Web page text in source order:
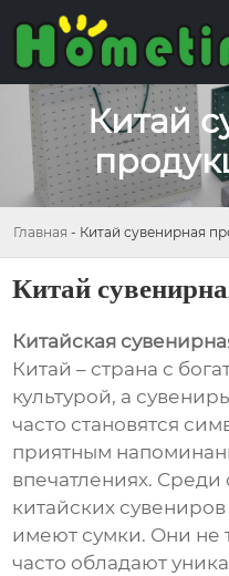
Китай
Главная - Китай сувенирная
Китай
Китайская
Китай – страна с
культурой, а
часто становятся
приятным
впечатлениях.
китайских
имеют сумки. Они не
часто обладают